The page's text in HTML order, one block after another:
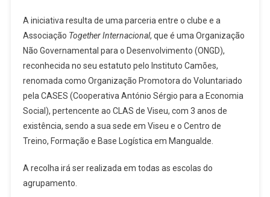
A iniciativa resulta de uma parceria entre o clube e a
Associação Together Internacional, que é uma Organização
Não Governamental para o Desenvolvimento (ONGD),
reconhecida no seu estatuto pelo Instituto Camões,
renomada como Organização Promotora do Voluntariado
pela CASES (Cooperativa António Sérgio para a Economia
Social), pertencente ao CLAS de Viseu, com 3 anos de
existência, sendo a sua sede em Viseu e o Centro de
Treino, Formação e Base Logística em Mangualde.
A recolha irá ser realizada em todas as escolas do
agrupamento.